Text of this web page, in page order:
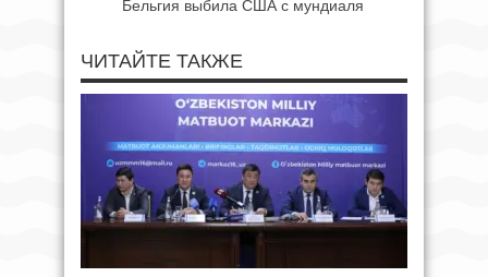
Бельгия выбила США с мундиаля
ЧИТАЙТЕ ТАКЖЕ